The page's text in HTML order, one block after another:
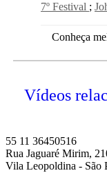
7º Festival
Conheça
Vídeos
55 11 36450516
Rua Jaguaré Mirim,
Vila Leopoldina - São